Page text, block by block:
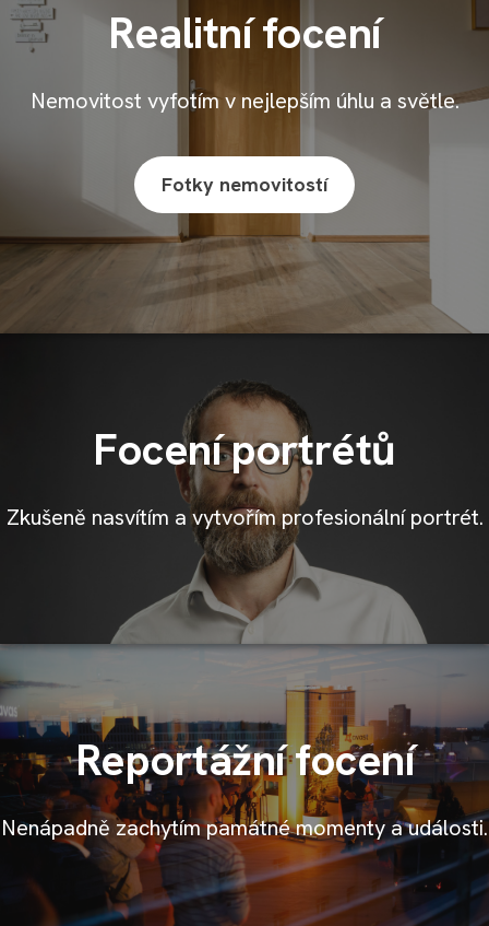
Realitní focení
Nemovitost vyfotím v nejlepším úhlu a světle.
Fotky nemovitostí
Focení portrétů
Zkušeně nasvítím a vytvořím profesionální portrét.
Reportážní focení
Nenápadně zachytím památné momenty a události.